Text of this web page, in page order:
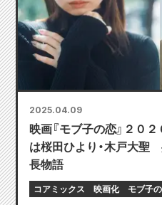
2025.04.09
映画『モブ子の恋』２０
は桜田ひより・木戸大
長物語
コアミックス 映画化 モブ子